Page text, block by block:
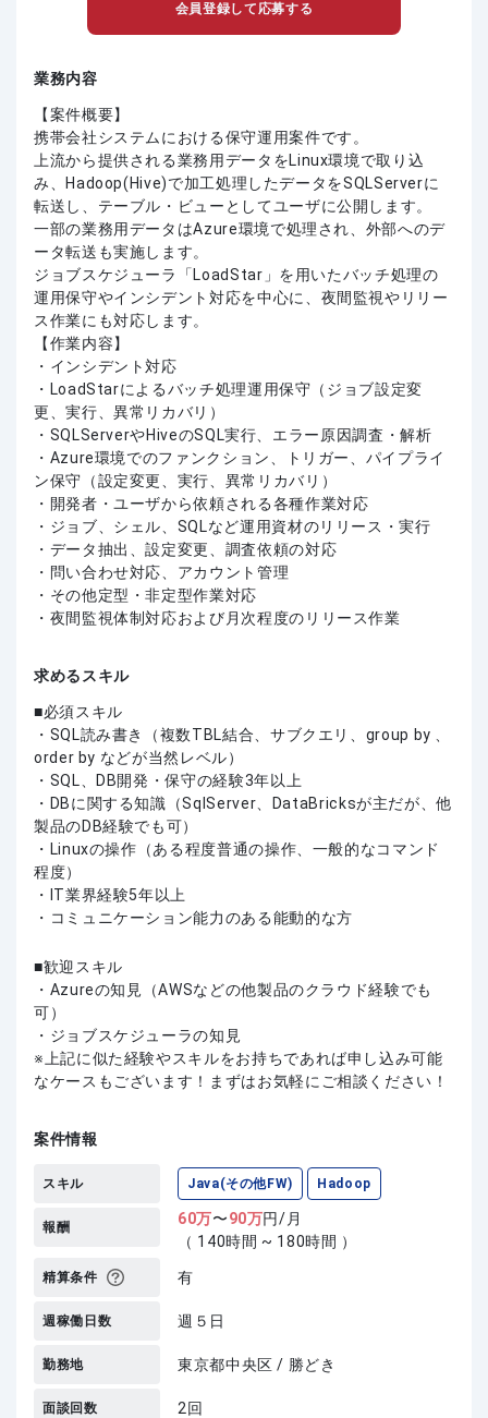
会員登録して応募する
業務内容
【案件概要】
携帯会社システムにおける保守運用案件です。
上流から提供される業務用データをLinux環境で取り込
み、Hadoop(Hive)で加工処理したデータをSQLServerに
転送し、テーブル・ビューとしてユーザに公開します。
一部の業務用データはAzure環境で処理され、外部へのデ
ータ転送も実施します。
ジョブスケジューラ「LoadStar」を用いたバッチ処理の
運用保守やインシデント対応を中心に、夜間監視やリリー
ス作業にも対応します。
【作業内容】
・インシデント対応
・LoadStarによるバッチ処理運用保守（ジョブ設定変
更、実行、異常リカバリ）
・SQLServerやHiveのSQL実行、エラー原因調査・解析
・Azure環境でのファンクション、トリガー、パイプライ
ン保守（設定変更、実行、異常リカバリ）
・開発者・ユーザから依頼される各種作業対応
・ジョブ、シェル、SQLなど運用資材のリリース・実行
・データ抽出、設定変更、調査依頼の対応
・問い合わせ対応、アカウント管理
・その他定型・非定型作業対応
・夜間監視体制対応および月次程度のリリース作業
求めるスキル
必須スキル
・SQL読み書き（複数TBL結合、サブクエリ、group by 、
order by などが当然レベル）
・SQL、DB開発・保守の経験3年以上
・DBに関する知識（SqlServer、DataBricksが主だが、他
製品のDB経験でも可）
・Linuxの操作（ある程度普通の操作、一般的なコマンド
程度）
・IT業界経験5年以上
・コミュニケーション能力のある能動的な方
歓迎スキル
・Azureの知見（AWSなどの他製品のクラウド経験でも
可）
・ジョブスケジューラの知見
上記に似た経験やスキルをお持ちであれば申し込み可能
なケースもございます！まずはお気軽にご相談ください！
案件情報
スキル Java(その他FW) Hadoop
報酬 60万〜90万円/月
（ 140時間 ~ 180時間 ）
精算条件 有
週稼働日数 週５日
勤務地 東京都中央区 / 勝どき
面談回数 2回